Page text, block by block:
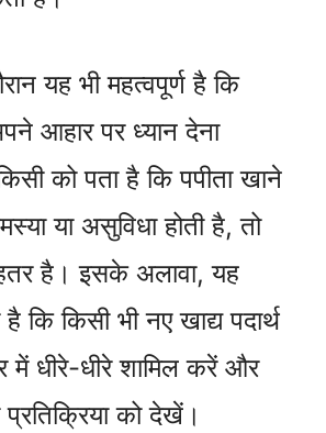
यह भी महत्वपूर्ण है कि
आहार पर ध्यान देना
को पता है कि पपीता खाने
या असुविधा होती है, तो
है। इसके अलावा, यह
कि किसी भी नए खाद्य पदार्थ
धीरे-धीरे शामिल करें और
को देखें।